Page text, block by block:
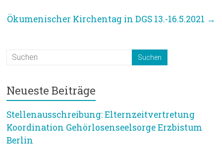
Ökumenischer Kirchentag in DGS 13.-16.5.2021 →
Neueste Beiträge
Stellenausschreibung: Elternzeitvertretung
Koordination Gehörlosenseelsorge Erzbistum
Berlin